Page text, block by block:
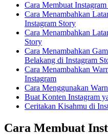
Cara Membuat
Cara Menambahkan
Instagram Story
Cara Menambahkan
Story
Cara Menambahkan
Belakang di Instagram
Cara Menambahkan
Instagram
Cara Menggunakan
Buat Konten Instagram
Ceritakan Kisahmu di
Cara Membuat